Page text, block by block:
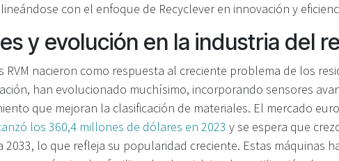
con el enfoque de Recyclever en innovación y
y evolución en la industria del
RVM nacieron como respuesta al creciente problema de los
han evolucionado muchísimo, incorporando sensores
que mejoran la clasificación de materiales. El mercado
los 360,4 millones de dólares en 2023 y se espera que
2033, lo que refleja su popularidad creciente. Estas máquinas